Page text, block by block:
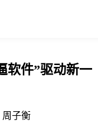
软件”驱动新一
周子衡